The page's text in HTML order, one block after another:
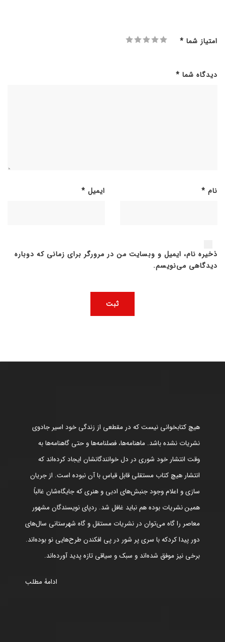
امتیاز شما *
دیدگاه شما *
نام * ایمیل *
ذخیره نام، ایمیل و وبسایت من در مرورگر برای زمانی که دوباره
دیدگاهی می‌نویسم.
هیچ کتابخوانی نیست که در مقطعی از زندگی خود اسیر جادوی
نشریات نشده باشد. ماهنامه‌ها، فصلنامه‌ها و حتی گاهنامه‌ها به
وقت انتشار خود شوری در دل خوانندگانشان ایجاد کرده‌اند که
انتشار هیچ کتاب مستقلی قابل قیاس با آن نبوده است. از جریان
سازی و اعلام وجود جنبش‌های ادبی و هنری که جایگاه‌شان غالباً
همین نشریات بوده هم نباید غافل شد. ردپای نویسندگان مشهور
معاصر را گاه می‌توان در نشریات مستقل و گاه شهرستانی سال‌های
دور پیدا کردکه با سری پر شور در پی افکندن طرح‌هایی نو بوده‌اند.
برخی نیز موفق شده‌اند و سبک و سیاقی تازه پدید آورده‌اند.
ادامۀ مطلب